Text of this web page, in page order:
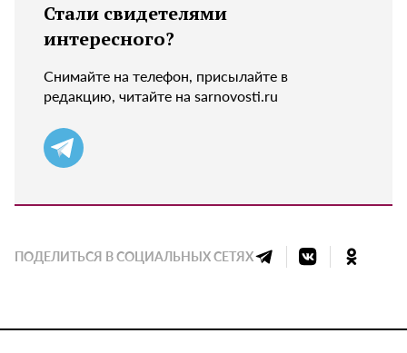
Стали свидетелями
интересного?
Снимайте на телефон, присылайте в
редакцию, читайте на sarnovosti.ru
ПОДЕЛИТЬСЯ В СОЦИАЛЬНЫХ СЕТЯХ